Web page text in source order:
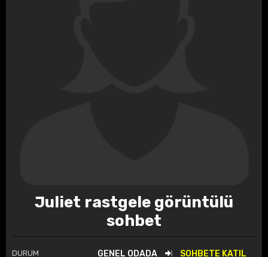
Juliet rastgele görüntülü
sohbet
DURUM GENEL ODADA SOHBETE KATIL